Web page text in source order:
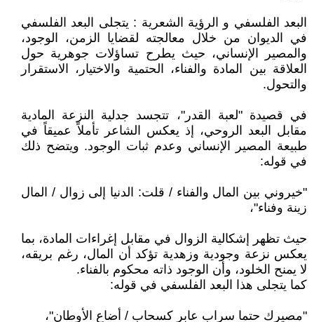
البعد الفلسفي و الرؤية الشعرية : يتجلى البعد الفلسفي
في الديوان من خلال معالجته لقضايا الزمن، الوجود،
والمصير الإنساني، حيث يطرح تساؤلات جوهرية حول
العلاقة بين المادة والفناء، الحتمية والاختيار، الاستقرار
والتحول.
في قصيدة "لعبة القدر"، تتجسد جدلية النزعة المادية
مقابل البعد الروحي، إذ يعكس الشاعر تأملاً عميقاً في
طبيعة المصير الإنساني وعدم ثبات الوجود. ويتضح ذلك
في قوله:
"خيروني بين المال والفناء / قلت: الدنيا إلى زوال / المال
زينة وفناء"،
حيث تظهر إشكالية الزوال في مقابل إغراءات المادة، بما
يعكس نزعة وجودية وزهدية تؤكد أن المال، رغم بريقه،
لا يمنح الخلود، وأن الوجود ذاته محكوم بالفناء.
كما يتجلى هذا البعد الفلسفي في قوله:
"مصيرك حتما سراب عابر كسحاب / أضاع الأوطان"،